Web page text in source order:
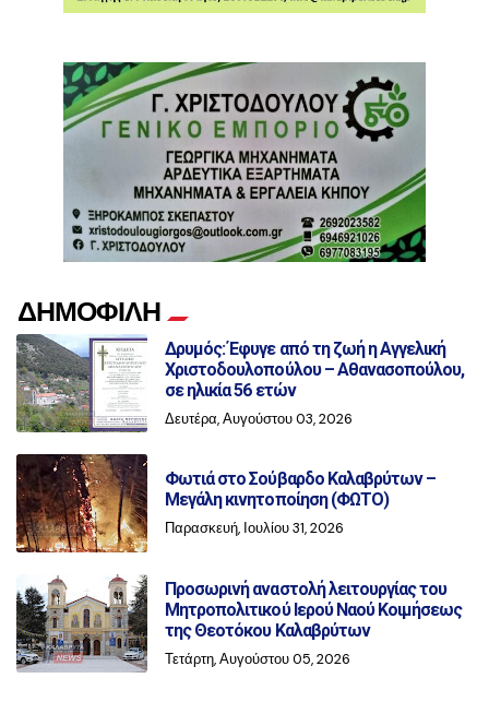
ΔΗΜΟΦΙΛΗ
Δρυμός: Έφυγε από τη ζωή η Αγγελική
Χριστοδουλοπούλου – Αθανασοπούλου,
σε ηλικία 56 ετών
Δευτέρα, Αυγούστου 03, 2026
Φωτιά στο Σούβαρδο Καλαβρύτων –
Μεγάλη κινητοποίηση (ΦΩΤΟ)
Παρασκευή, Ιουλίου 31, 2026
Προσωρινή αναστολή λειτουργίας του
Μητροπολιτικού Ιερού Ναού Κοιμήσεως
της Θεοτόκου Καλαβρύτων
Τετάρτη, Αυγούστου 05, 2026